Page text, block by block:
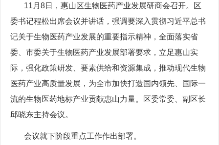
11 月 8日，惠山区生物医药产业发展研商会召开。区
委书记程松出席会议并讲话，强调要深入贯彻习近平总书
记关于生物医药产业发展的重要指示精神，全面落实省
委、市委关于生物医药产业发展部署要求，立足惠山实
际，强化政策研发、要素供给和资源集成，推动现代生物
医药产业高质量发展，为全市加快打造国内领先、国际一
流的生物医药地标产业贡献惠山力量。区委常委、副区长
邱晓东主持会议。
会议就下阶段重点工作作出部署。